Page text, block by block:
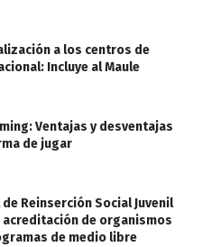
a los centros de
Incluye al Maule
Ventajas y desventajas
de jugar
Reinserción Social Juvenil
de organismos
de medio libre